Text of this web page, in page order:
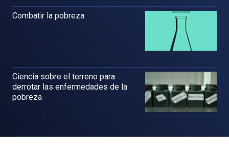
Combatir la pobreza
Ciencia sobre el terreno para
derrotar las enfermedades de la
pobreza